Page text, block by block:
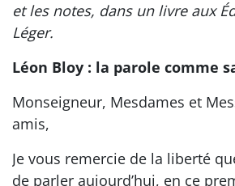
et les notes, dans un livre aux
Léger.
Léon Bloy : la parole comme
Monseigneur, Mesdames et
amis,
Je vous remercie de la liberté
de parler aujourd’hui, en ce